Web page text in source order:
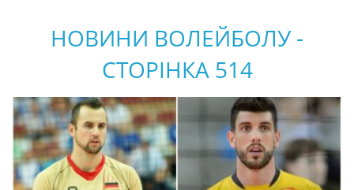
НОВИНИ ВОЛЕЙБОЛУ -
СТОРІНКА 514